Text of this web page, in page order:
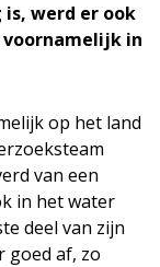
werd er ook
in
op het land
van een
in het water
deel van zijn
goed af, zo